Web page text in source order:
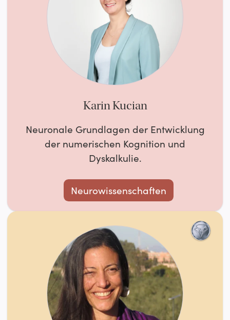
Karin Kucian
Neuronale Grundlagen der Entwicklung
der numerischen Kognition und
Dyskalkulie.
Neurowissenschaften